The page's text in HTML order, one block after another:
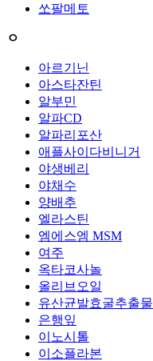
쏘팔메토
ㅇ
아르기닌
아스타잔틴
알부민
알파CD
알파리포산
애플사이다비니거
야생베리
야채수
양배추
엘라스틴
엠에스엠 MSM
여주
옥타코사놀
올리브오일
유산균발효굴추출물
은행잎
이노시톨
이소플라본